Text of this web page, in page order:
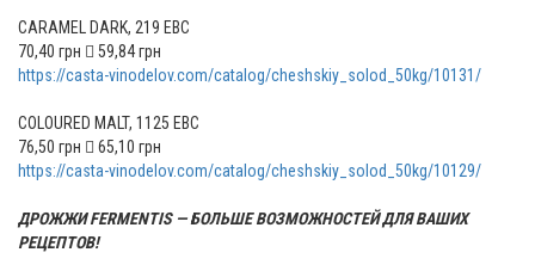
CARAMEL DARK, 219 ЕВС
70,40 грн  59,84 грн
https://casta-vinodelov.com/catalog/cheshskiy_solod_50kg/10131/
COLOURED MALT, 1125 ЕВС
76,50 грн  65,10 грн
https://casta-vinodelov.com/catalog/cheshskiy_solod_50kg/10129/
ДРОЖЖИ FERMENTIS — БОЛЬШЕ ВОЗМОЖНОСТЕЙ ДЛЯ ВАШИХ
РЕЦЕПТОВ!